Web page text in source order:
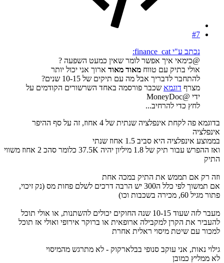
#7
נכתב ע"י finance_cat:
@כימאי איך אפשר לומר שאין כמעט השפעה ?
אולי בתיק עם טווח מאוד מאוד ארוך אני יכול יותר
להתחבר לדבריך אבל מה עם תיקים של 10-15 שנים?
מצרף דוגמא שכבר פורסמה באחד השרשורים הקודמים על
ידי @MoneyDoc
לחץ כדי להרחיב...
בדוגמא פה לקחת אינפלציה שנתית של 4 אחוז, זה על סף ההיפר
אינפלציה
בממוצע אינפלציה היא סביב 1.5 אחוז שנתי
ואז ההפרש עבור תיק של 1.8 מיליון יהיה 37.5K כלומר סהכ 2 אחוז משווי
התיק
וזה רק אם תממש את התיק במכה אחת
אם תמשוך לפי כלל ה300 יש הרבה דרכים לשלם פחות מס (נק זיכוי,
פתור מגיל 60, מכירה בשכבות וכו)
מעבר לזה שעוד 10-15 שנה החוקים יכולים להשתנות, או אולי תוכל
להעביר את הקרן למקבילה ארופאית או ברוקר אירופי ואולי אז תוכל
למכור עם שיטת מיסוי ראלית אחרת
גילוי נאות, אני עוקב סנופי בבלארקוק - לא מתרגש מהמיסוי
לא ממליץ כמובן